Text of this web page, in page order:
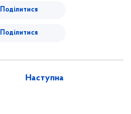
Поділитися
Поділитися
Наступна